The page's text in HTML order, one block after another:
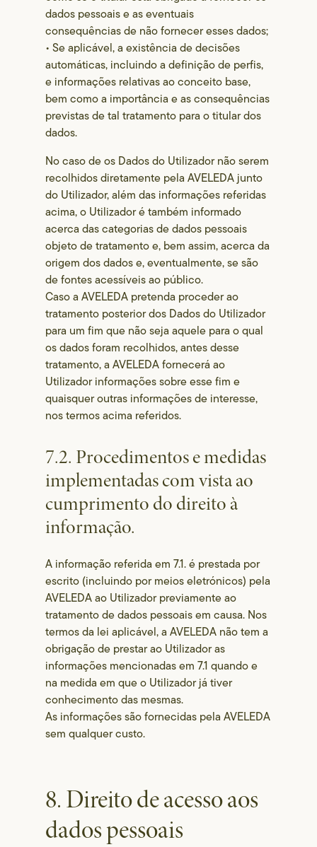
dados pessoais e as eventuais
consequências de não fornecer esses dados;
• Se aplicável, a existência de decisões
automáticas, incluindo a definição de perfis,
e informações relativas ao conceito base,
bem como a importância e as consequências
previstas de tal tratamento para o titular dos
dados.
No caso de os Dados do Utilizador não serem
recolhidos diretamente pela AVELEDA junto
do Utilizador, além das informações referidas
acima, o Utilizador é também informado
acerca das categorias de dados pessoais
objeto de tratamento e, bem assim, acerca da
origem dos dados e, eventualmente, se são
de fontes acessíveis ao público.
Caso a AVELEDA pretenda proceder ao
tratamento posterior dos Dados do Utilizador
para um fim que não seja aquele para o qual
os dados foram recolhidos, antes desse
tratamento, a AVELEDA fornecerá ao
Utilizador informações sobre esse fim e
quaisquer outras informações de interesse,
nos termos acima referidos.
7.2. Procedimentos e medidas
implementadas com vista ao
cumprimento do direito à
informação.
A informação referida em 7.1. é prestada por
escrito (incluindo por meios eletrónicos) pela
AVELEDA ao Utilizador previamente ao
tratamento de dados pessoais em causa. Nos
termos da lei aplicável, a AVELEDA não tem a
obrigação de prestar ao Utilizador as
informações mencionadas em 7.1 quando e
na medida em que o Utilizador já tiver
conhecimento das mesmas.
As informações são fornecidas pela AVELEDA
sem qualquer custo.
8. Direito de acesso aos
dados pessoais